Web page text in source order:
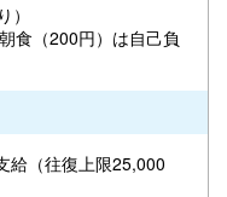
食（200円）は自己負
給（往復上限25,000